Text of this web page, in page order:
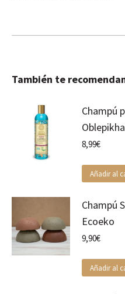
También te
Champú
8,99€
Añadir al
Champú
Ecoeko
9,90€
Añadir al